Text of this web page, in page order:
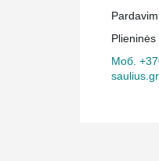
Plieninės
Моб.